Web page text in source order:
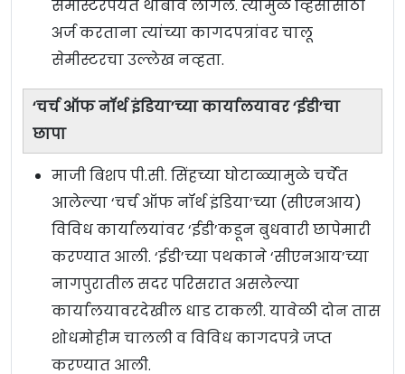
सेमीस्टरपर्यंत थांबावे लागले. त्यामुळे व्हिसासाठी
अर्ज करताना त्यांच्या कागदपत्रांवर चालू
सेमीस्टरचा उल्लेख नव्हता.
‘चर्च ऑफ नॉर्थ इंडिया’च्या कार्यालयावर ‘ईडी’चा
छापा
माजी बिशप पी.सी. सिंहच्या घोटाळ्यामुळे चर्चेत
आलेल्या ‘चर्च ऑफ नॉर्थ इंडिया’च्या (सीएनआय)
विविध कार्यालयांवर ‘ईडी’कडून बुधवारी छापेमारी
करण्यात आली. ‘ईडी’च्या पथकाने ‘सीएनआय’च्या
नागपुरातील सदर परिसरात असलेल्या
कार्यालयावरदेखील धाड टाकली. यावेळी दोन तास
शोधमोहीम चालली व विविध कागदपत्रे जप्त
करण्यात आली.